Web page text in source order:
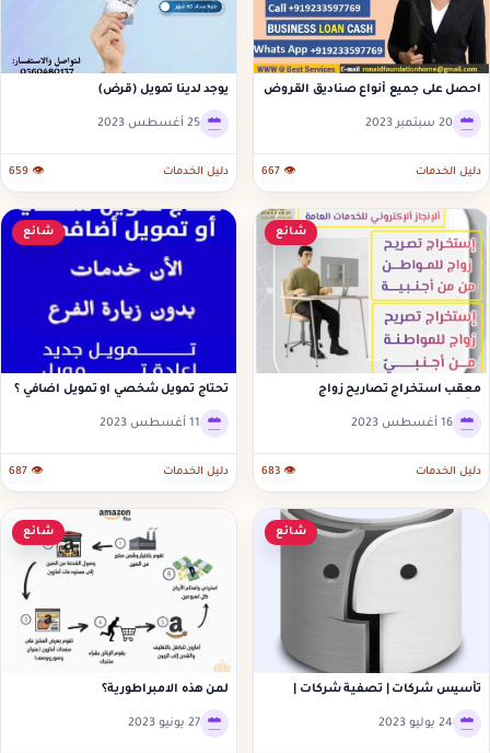
احصل على جميع أنواع صناديق القروض
الس
20 سبتمبر 2023
دليل الخدمات 👁 667
يوجد لدينا تمويل (قرض)
25 أغسطس 2023
دليل الخدمات 👁 659
شائع
معقب استخراج تصاريح زواج
وتأشيرات
16 أغسطس 2023
دليل الخدمات 👁 683
شائع
تحتاج تمويل شخصي او تمويل اضافي ؟
11 أغسطس 2023
دليل الخدمات 👁 687
شائع
تأسيس شركات | تصفية شركات |
محامي شرك
24 يوليو 2023
شائع
لمن هذه الامبراطورية؟
27 يونيو 2023